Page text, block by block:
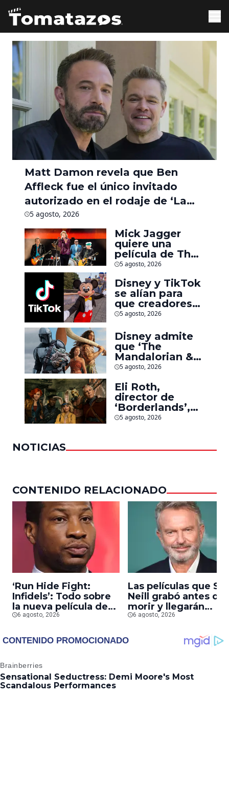
Matt Damon revela que Ben
Affleck fue el único invitado
autorizado en el rodaje de ‘La
Odisea’ durante seis meses
5 agosto, 2026
Mick Jagger
quiere una
película de The
Rolling Stones
los biopics de
The Beatles
5 agosto, 2026
Disney y TikTok
se alían para
que creadores
hagan videos
de Marvel, Pixar
y ‘Star Wars’
5 agosto, 2026
Disney admite
que ‘The
Mandalorian &
Grogu’ y
decepciones en
taquilla pero
lograron algo
especial
5 agosto, 2026
Eli Roth,
director de
‘Borderlands’,
culpa al estudio
5 agosto, 2026
NOTICIAS
CONTENIDO RELACIONADO
‘Run Hide Fight:
Infidels’: Todo sobre
la nueva película de
Jonathan Majors en la
islamistas radicales
6 agosto, 2026
Las películas que
Neill grabó antes de
morir y llegarán
pronto a salas
6 agosto, 2026